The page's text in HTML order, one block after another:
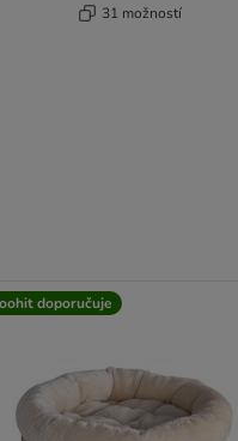
31 možností
doporučuje